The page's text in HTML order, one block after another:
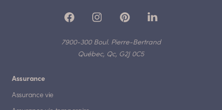
7900-300 Boul. Pierre-Bertrand
Québec, Qc, G2J 0C5
Assurance
Assurance vie